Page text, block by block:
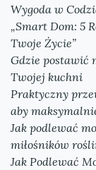
Wygoda w
„Smart Dom: 5
Twoje Życie”
Gdzie postawić
Twojej kuchni
Praktyczny
aby
Jak podlewać
miłośników
Jak Podlewać